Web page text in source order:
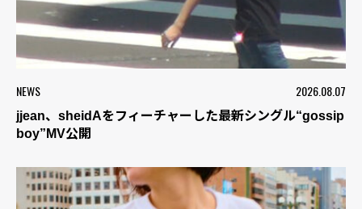
NEWS 2026.08.07
jjean、sheidAをフィーチャーした最新シングル“gossip
boy”MV公開